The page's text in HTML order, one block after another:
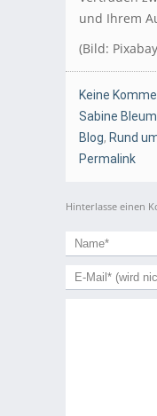
und Ihrem
(Bild:
Keine
Sabine
Blog, Rund
Permalink
Hinterlasse einen